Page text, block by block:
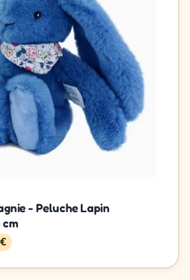
- Peluche Lapin